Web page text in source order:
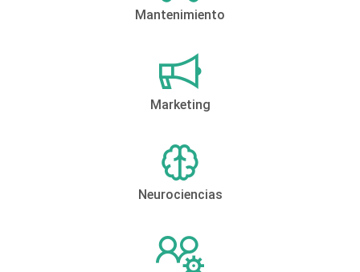
Mantenimiento
Marketing
Neurociencias